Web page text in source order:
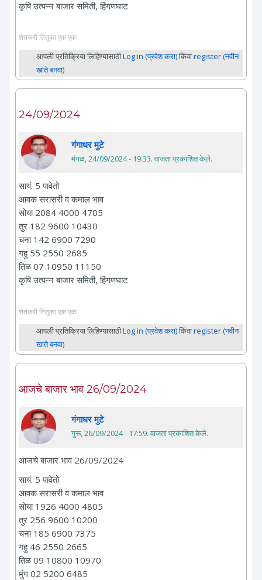
कृषि उत्पन्न बाजार समिती, हिंगणघाट
शेतकरी तितुका एक एक!
आपली प्रतिक्रिया लिहिण्यासाठीLog in (प्रवेश करा)किंवाregister (नवीन
खाते बनवा)
24/09/2024
गंगाधर मुटे
मंगळ, 24/09/2024 - 19:33. वाजता प्रकाशित केले.
सायं. 5 पावेतो
आवक सरासरी व कमाल भाव
सोया 2084 4000 4705
तुर 182 9600 10430
चना 142 6900 7290
गहु 55 2550 2685
तिळ 07 10950 11150
कृषि उत्पन्न बाजार समिती, हिंगणघाट
शेतकरी तितुका एक एक!
आपली प्रतिक्रिया लिहिण्यासाठीLog in (प्रवेश करा)किंवाregister (नवीन
खाते बनवा)
आजचे बाजार भाव 26/09/2024
गंगाधर मुटे
गुरू, 26/09/2024 - 17:59. वाजता प्रकाशित केले.
आजचे बाजार भाव 26/09/2024
सायं. 5 पावेतो
आवक सरासरी व कमाल भाव
सोया 1926 4000 4805
तुर 256 9600 10200
चना 185 6900 7375
गहु 46 2550 2665
तिळ 09 10800 10970
मुंग 02 5200 6485